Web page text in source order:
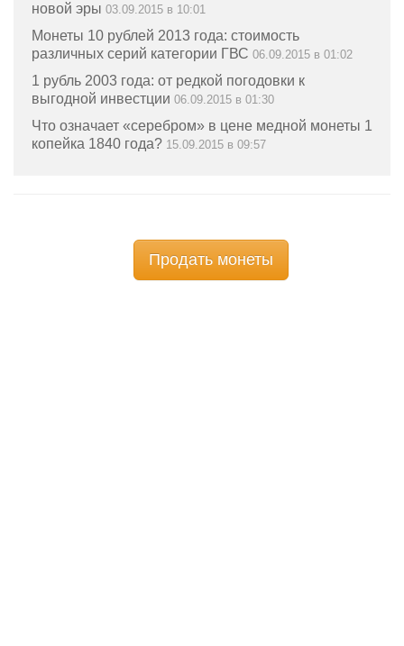
новой эры 03.09.2015 в 10:01
Монеты 10 рублей 2013 года: стоимость
различных серий категории ГВС 06.09.2015 в 01:02
1 рубль 2003 года: от редкой погодовки к
выгодной инвестции 06.09.2015 в 01:30
Что означает «серебром» в цене медной монеты 1
копейка 1840 года? 15.09.2015 в 09:57
Продать монеты